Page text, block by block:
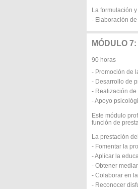
La formulación
- Elaboración
MÓDULO
90 horas
- Promoción de
- Desarrollo de
- Realización
- Apoyo
Este módulo
función de
La prestación
- Fomentar la
- Aplicar la
- Obtener
- Colaborar en
- Reconocer